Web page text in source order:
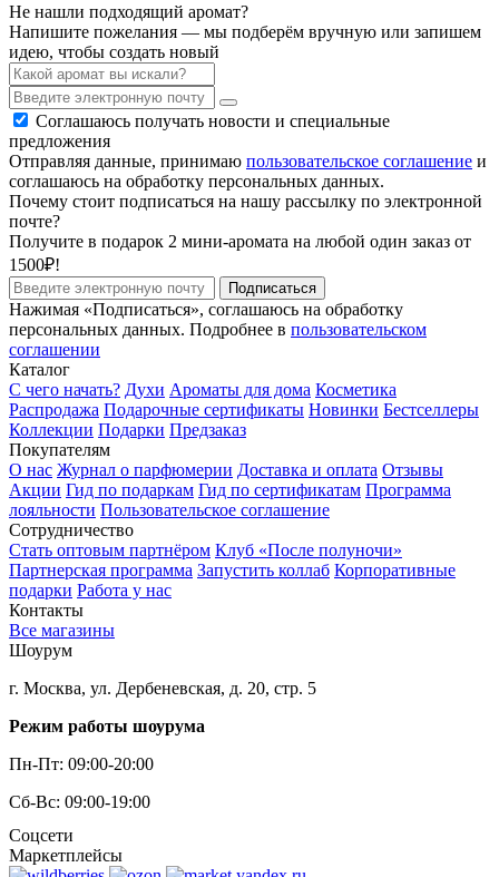
Не нашли подходящий аромат?
Напишите пожелания — мы подберём вручную или запишем
идею, чтобы создать новый
Соглашаюсь получать новости и специальные
предложения
Отправляя данные, принимаю пользовательское соглашение и
соглашаюсь на обработку персональных данных.
Почему стоит подписаться на нашу рассылку по электронной
почте?
Получите в подарок 2 мини-аромата на любой один заказ от
1500₽!
Подписаться
Нажимая «Подписаться», соглашаюсь на обработку
персональных данных. Подробнее в пользовательском
соглашении
Каталог
С чего начать? Духи Ароматы для дома Косметика
Распродажа Подарочные сертификаты Новинки Бестселлеры
Коллекции Подарки Предзаказ
Покупателям
О нас Журнал о парфюмерии Доставка и оплата Отзывы
Акции Гид по подаркам Гид по сертификатам Программа
лояльности Пользовательское соглашение
Сотрудничество
Стать оптовым партнёром Клуб «После полуночи»
Партнерская программа Запустить коллаб Корпоративные
подарки Работа у нас
Контакты
Все магазины
Шоурум
г. Москва, ул. Дербеневская, д. 20, стр. 5
Режим работы шоурума
Пн-Пт: 09:00-20:00
Сб-Вс: 09:00-19:00
Соцсети
Маркетплейсы